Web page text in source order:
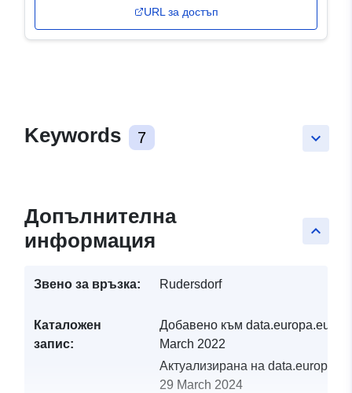
URL за достъп
keyboard_arrow_down
Keywords 7
keyboard_arrow_up
Допълнителна
информация
Звено за връзка: Rudersdorf
Каталожен
запис:
Добавено към data.europa.eu:
March 2022
Актуализирана на
29 March 2024